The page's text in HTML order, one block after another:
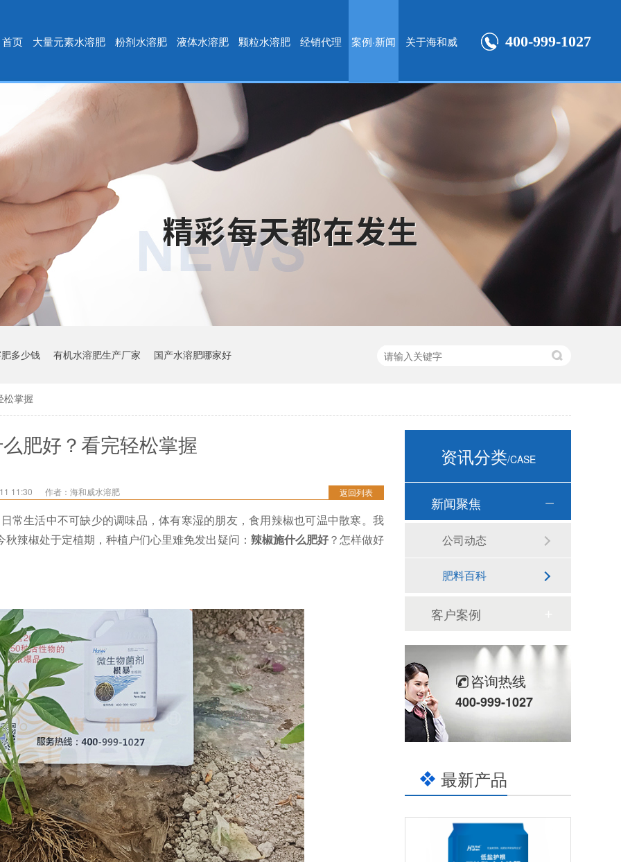
400-999-1027
首页 大量元素水溶肥 粉剂水溶肥 液体水溶肥 颗粒水溶肥 经销代理 案例·新闻 关于海和威
多少钱 有机水溶肥生产厂家 国产水溶肥哪家好
松掌握
肥好？看完轻松掌握
返回列表
11:30 作者：海和威水溶肥
常生活中不可缺少的调味品，体有寒湿的朋友，食用辣椒也可温中散寒。我
辣椒处于定植期，种植户们心里难免发出疑问： 辣椒施什么肥好？怎样做好
资讯分类/CASE
新闻聚焦
公司动态
肥料百科
客户案例
咨询热线
400-999-1027
最新产品